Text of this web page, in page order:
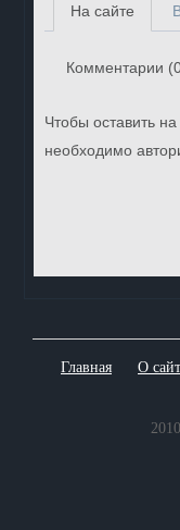
На сайте
Комментарии (
Чтобы оставить
необходимо
Главная О